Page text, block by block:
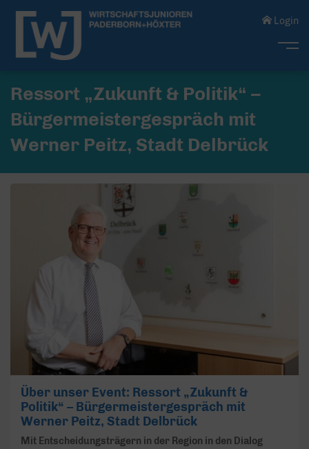
Login
Ressort „Zukunft & Politik“ –
Bürgermeistergespräch mit
Werner Peitz, Stadt Delbrück
Über unser Event: Ressort „Zukunft &
Politik“ – Bürgermeistergespräch mit
Werner Peitz, Stadt Delbrück
Mit Entscheidungsträgern in der Region in den Dialog